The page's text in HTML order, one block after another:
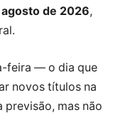
de 2026,
feira — o dia que
novos títulos na
mas não